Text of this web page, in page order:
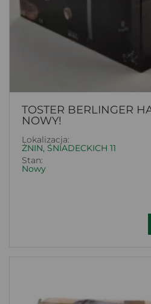
TOSTER BERLINGER
NOWY!
Lokalizacja:
ŻNIN, ŚNIADECKICH 11
Stan:
Nowy